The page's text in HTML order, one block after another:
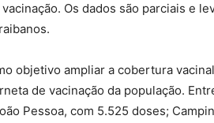
Os dados são parciais e
objetivo ampliar a cobertura
de vacinação da população.
Pessoa, com 5.525 doses;